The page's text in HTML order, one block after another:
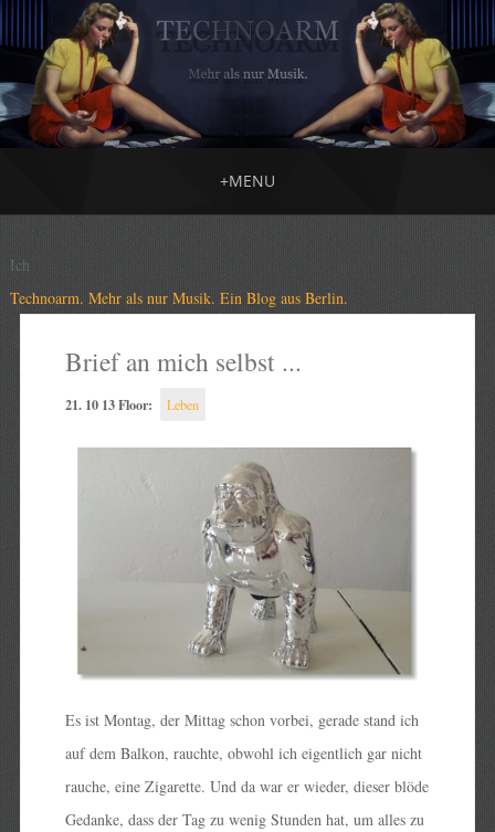
+MENU
Ich
Technoarm. Mehr als nur Musik. Ein Blog aus Berlin.
Brief an mich selbst ...
21. 10 13 Floor: Leben
Es ist Montag, der Mittag schon vorbei, gerade stand ich
auf dem Balkon, rauchte, obwohl ich eigentlich gar nicht
rauche, eine Zigarette. Und da war er wieder, dieser blöde
Gedanke, dass der Tag zu wenig Stunden hat, um alles zu